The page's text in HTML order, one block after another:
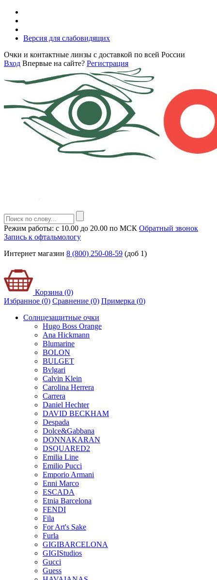
Версия для слабовидящих
Очки и контактные линзы с доставкой по всей России
Вход Впервые на сайте? Регистрация
Режим работы: с 10.00 до 20.00 по МСК Обратный звонок
Запись к офтальмологу
Интернет магазин 8 (800) 250-08-59 (доб 1)
Корзина (0)
Избранное (0) Сравнение (0) Примерка (0)
Солнцезащитные очки
Hugo Boss Orange
Ana Hickmann
Blumarine
BOLON
BULGET
Bvlgari
Calvin Klein
Carolina Herrera
Carrera
Daniel Hechter
DAVID BECKHAM
Despada
Dolce&Gabbana
DONNAKARAN
DSQUARED2
Emilia Line
Emilio Pucci
Emporio Armani
Enni Marco
ESCADA
Etnia Barcelona
FENDI
Fila
For Art's Sake
Furla
GIGIBARCELONA
GIGIStudios
Gucci
Guess